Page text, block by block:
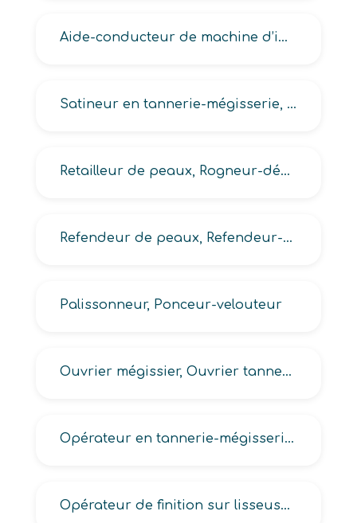
Aide-conducteur de machine d’impression textile
Satineur en tannerie-mégisserie, Sécheur sous vide en tannerie
Retailleur de peaux, Rogneur-débordeur, Scieur de peaux
Refendeur de peaux, Refendeur-scieur de peaux
Palissonneur, Ponceur-velouteur
Ouvrier mégissier, Ouvrier tanneur
Opérateur en tannerie-mégisserie, Opérateur sur presse en tannerie-mégisserie
Opérateur de finition sur lisseuse, presse ou palisson